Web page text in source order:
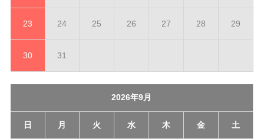
23 24 25 26 27 28 29
30 31
2026年9月
日 月 火 水 木 金 土